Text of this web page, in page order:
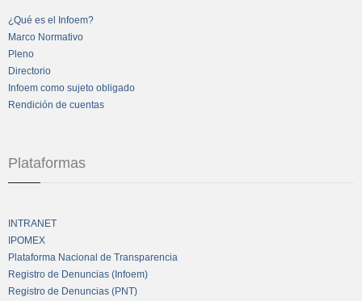
¿Qué es el Infoem?
Marco Normativo
Pleno
Directorio
Infoem como sujeto obligado
Rendición de cuentas
Plataformas
INTRANET
IPOMEX
Plataforma Nacional de Transparencia
Registro de Denuncias (Infoem)
Registro de Denuncias (PNT)